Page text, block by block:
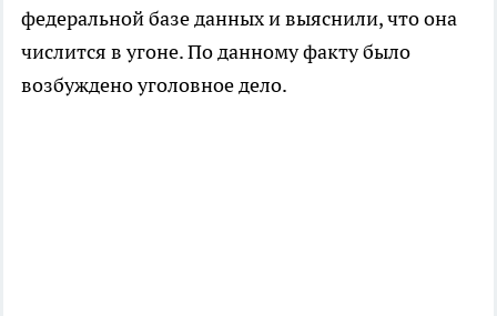
федеральной базе данных и выяснили, что она
числится в угоне. По данному факту было
возбуждено уголовное дело.